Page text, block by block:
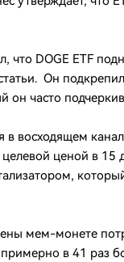
что DOGE ETF
Он
часто
в восходящем
ценой в 15
мем-монете
в 41 раз